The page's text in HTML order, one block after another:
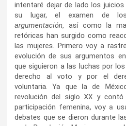
intentaré dejar de lado los juicios
su lugar, el examen de
argumentación, así como la
retóricas han surgido como
las mujeres. Primero voy a
evolución de sus argumentos
que siguieron a las luchas por
derecho al voto y por el
voluntaria. Ya que la de
revolución del siglo XX y
participación femenina, voy a
debates que se dieron durante